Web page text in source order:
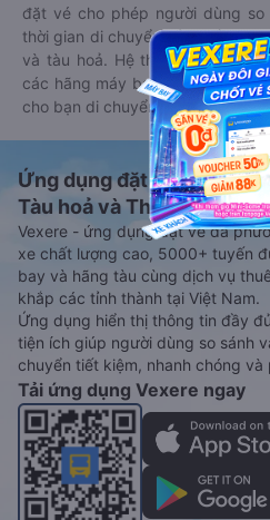
đặt vé cho phép người dùng so
thời gian di chuyển của nhiều
và tàu hoả. Hệ thống của
các hãng máy bay, xe khách và
cho bạn di chuyển.
Ứng dụng đặt vé Xe
Tàu hoả và Thuê xe
Vexere - ứng dụng đặt vé đa
xe chất lượng cao, 5000+ tuyến
bay và hãng tàu cùng dịch vụ
khắp các tỉnh thành tại Việt Nam.
Ứng dụng hiển thị thông tin đầy
tiện ích giúp người dùng so sánh
chuyển tiết kiệm, nhanh chóng và
Tải ứng dụng Vexere ngay